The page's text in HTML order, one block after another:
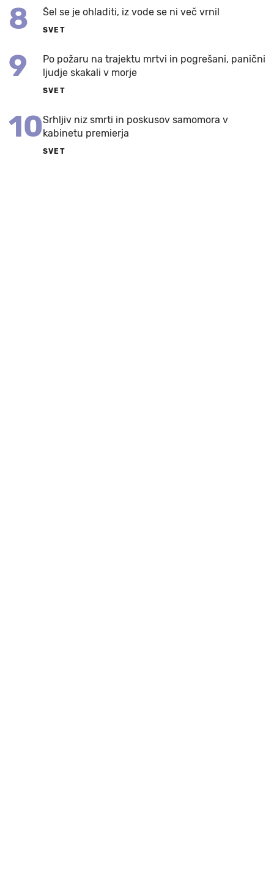
8 Šel se je ohladiti, iz vode se ni več vrnil
SVET
9
Po požaru na trajektu mrtvi in pogrešani, panični
ljudje skakali v morje
SVET
10Srhljiv niz smrti in poskusov samomora v
kabinetu premierja
SVET